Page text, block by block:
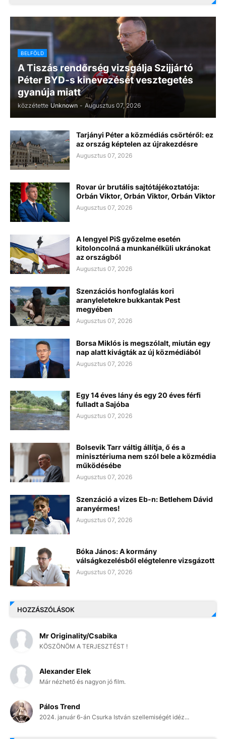
BELFÖLD
A Tiszás rendőrség vizsgálja Szijjártó
Péter BYD-s kinevezését vesztegetés
gyanúja miatt
közzétette Unknown - Augusztus 07, 2026
Tarjányi Péter a közmédiás csörtéről: ez
az ország képtelen az újrakezdésre
Augusztus 07, 2026
Rovar úr brutális sajtótájékoztatója:
Orbán Viktor, Orbán Viktor, Orbán Viktor
Augusztus 07, 2026
A lengyel PiS győzelme esetén
kitoloncolná a munkanélküli ukránokat
az országból
Augusztus 07, 2026
Szenzációs honfoglalás kori
aranyleletekre bukkantak Pest
megyében
Augusztus 07, 2026
Borsa Miklós is megszólalt, miután egy
nap alatt kivágták az új közmédiából
Augusztus 07, 2026
Egy 14 éves lány és egy 20 éves férfi
fulladt a Sajóba
Augusztus 07, 2026
Bolsevik Tarr váltig állítja, ő és a
minisztériuma nem szól bele a közmédia
működésébe
Augusztus 07, 2026
Szenzáció a vizes Eb-n: Betlehem Dávid
aranyérmes!
Augusztus 07, 2026
Bóka János: A kormány
válságkezelésből elégtelenre vizsgázott
Augusztus 07, 2026
HOZZÁSZÓLÁSOK
Mr Originality/Csabika
KÖSZÖNÖM A TERJESZTÉST !
Alexander Elek
Már nézhető és nagyon jó film.
Pálos Trend
2024. január 6-án Csurka István szellemiségét idéz...